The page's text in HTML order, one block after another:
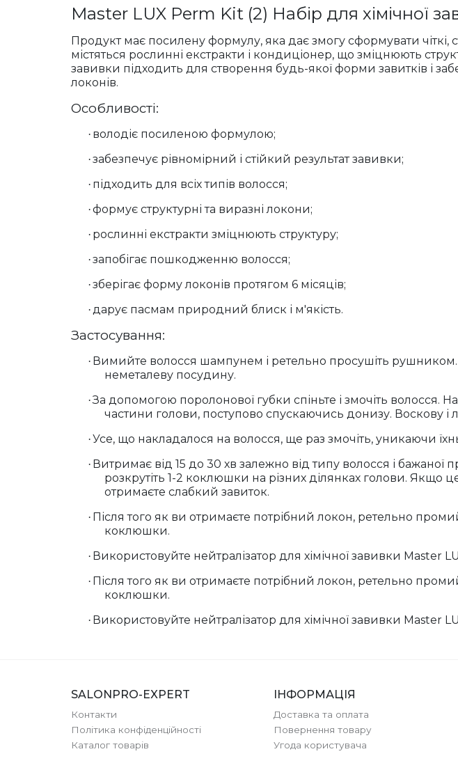
Master LUX Perm Kit (2) Набір для хімічної
Продукт має посилену формулу, яка дає змогу сформувати чіткі,
містяться рослинні екстракти і кондиціонер, що зміцнюють
завивки підходить для створення будь-якої форми завитків і
локонів.
Особливості:
· володіє посиленою формулою;
·забезпечує рівномірний і стійкий результат завивки;
· підходить для всіх типів волосся;
·формує структурні та виразні локони;
· рослинні екстракти зміцнюють структуру;
·запобігає пошкодженню волосся;
·зберігає форму локонів протягом 6 місяців;
·дарує пасмам природний блиск і м'якість.
Застосування:
· Вимийте волосся шампунем і ретельно просушіть рушником.
неметалеву посудину.
·За допомогою поролонової губки спіньте і змочіть волосся.
частини голови, поступово спускаючись донизу. Воскову і
·Усе, що накладалося на волосся, ще раз змочіть, уникаючи
· Витримає від 15 до 30 хв залежно від типу волосся і бажаної
розкрутіть 1-2 коклюшки на різних ділянках голови.
отримаєте слабкий завиток.
· Після того як ви отримаєте потрібний локон, ретельно
коклюшки.
· Використовуйте нейтралізатор для хімічної завивки Master
· Після того як ви отримаєте потрібний локон, ретельно
коклюшки.
· Використовуйте нейтралізатор для хімічної завивки Master
SALONPRO-EXPERT
Контакти
Політика конфіденційності
Каталог товарів
ІНФОРМАЦІЯ
Доставка та оплата
Повернення товару
Угода користувача